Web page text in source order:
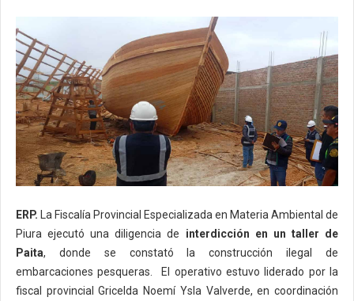
ERP. La Fiscalía Provincial Especializada en Materia Ambiental de
Piura ejecutó una diligencia de interdicción en un taller de
Paita, donde se constató la construcción ilegal de
embarcaciones pesqueras. El operativo estuvo liderado por la
fiscal provincial Gricelda Noemí Ysla Valverde, en coordinación